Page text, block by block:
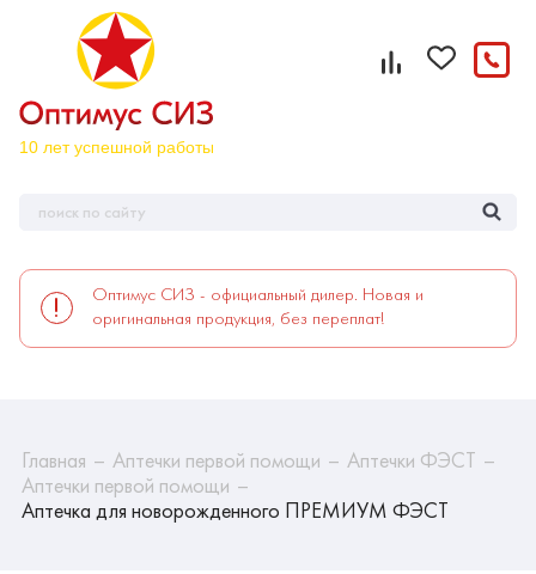
Оптимус СИЗ - официальный дилер. Новая и
оригинальная продукция, без переплат!
Главная Аптечки первой помощи
Аптечки ФЭСТ
Аптечки первой помощи
Аптечка для новорожденного ПРЕМИУМ ФЭСТ